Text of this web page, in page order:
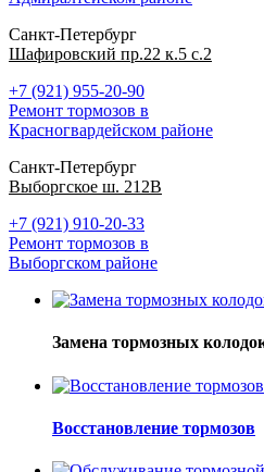
Санкт-Петербург
Шафировский пр.22 к.5 с.2
+7 (921) 955-20-90
Ремонт тормозов в
Красногвардейском районе
Санкт-Петербург
Выборгское ш. 212В
+7 (921) 910-20-33
Ремонт тормозов в
Выборгском районе
Замена тормозных
Восстановление тормозов